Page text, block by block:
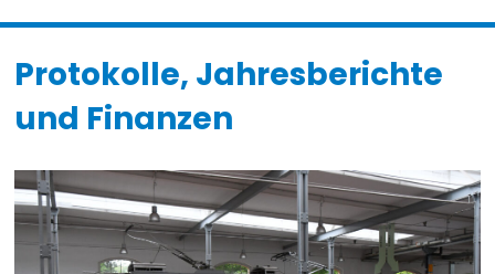
Protokolle, Jahresberichte
und Finanzen